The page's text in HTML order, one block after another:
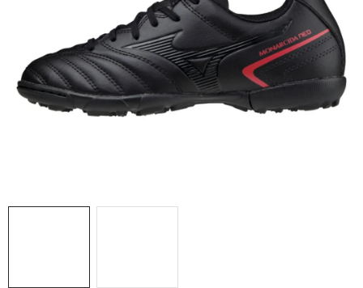
VELIKOSTNÍ TABULKY
KONTAKT
BOTY DĚTSKÉ